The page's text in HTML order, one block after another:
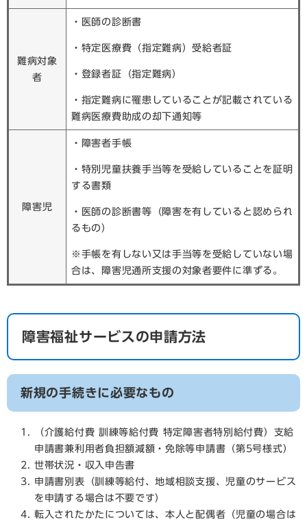
難病対象
者
・医師の診断書
・特定医療費（指定難病）受給者証
・登録者証（指定難病）
・指定難病に罹患していることが記載されている
難病医療費助成の却下通知等
障害児
・障害者手帳
・特別児童扶養手当等を受給していることを証明
する書類
・医師の診断書等（障害を有していると認められ
るもの）
※手帳を有しない又は手当等を受給していない場
合は、障害児通所支援の対象者要件に準ずる。
障害福祉サービスの申請方法
新規の手続きに必要なもの
（介護給付費 訓練等給付費 特定障害者特別給付費）支給
申請書兼利用者負担額減額・免除等申請書（第5号様式）
世帯状況・収入申告書
申請書別表（訓練等給付、地域相談支援、児童のサービス
を申請する場合は不要です）
転入されたかたについては、本人と配偶者（児童の場合は